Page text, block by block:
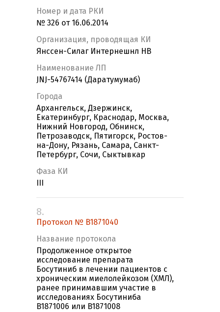
Номер и дата РКИ
№ 326 от 16.06.2014
Организация, проводящая КИ
Янссен-Силаг Интернешнл НВ
Наименование ЛП
JNJ-54767414 (Даратумумаб)
Города
Архангельск, Дзержинск,
Екатеринбург, Краснодар, Москва,
Нижний Новгород, Обнинск,
Петрозаводск, Пятигорск, Ростов-
на-Дону, Рязань, Самара, Санкт-
Петербург, Сочи, Сыктывкар
Фаза КИ
8.
Протокол № B1871040
Название протокола
Продолженное открытое
исследование препарата
Боcутиниб в лечении пациентов с
хроническим миелолейкозом (ХМЛ),
ранее принимавшим участие в
исследованиях Босутиниба
B1871006 или B1871008